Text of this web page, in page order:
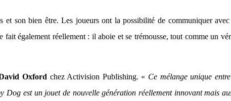
son bien être. Les joueurs ont la possibilité de communiquer
également réellement : il aboie et se trémousse, tout comme un
Oxford chez Activision Publishing. « Ce mélange unique
est un jouet de nouvelle génération réellement innovant mais